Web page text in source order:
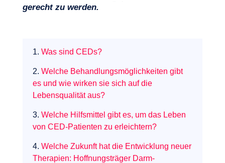
gerecht zu werden.
1. Was sind CEDs?
2. Welche Behandlungsmöglichkeiten gibt
es und wie wirken sie sich auf die
Lebensqualität aus?
3. Welche Hilfsmittel gibt es, um das Leben
von CED-Patienten zu erleichtern?
4. Welche Zukunft hat die Entwicklung neuer
Therapien: Hoffnungsträger Darm-